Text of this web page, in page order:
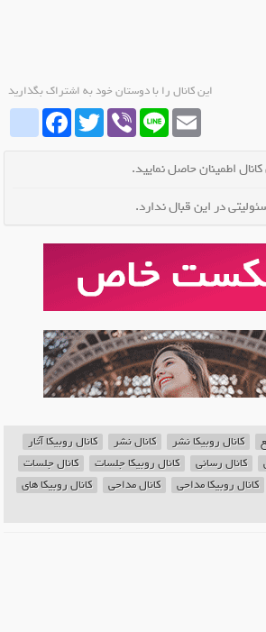
این کانال را با دوستان خود به اشتراک بگذارید
FacebookTwitter Viber Line Email
اطمینان حاصل نمایید.
در این قبال ندارد.
کانال روبیکا نشر کانال نشر
کانال روبیکا آثار
کانال رسانی کانال روبیکا جلسات
کانال جلسات
کانال روبیکا مداحی کانال مداحی
کانال روبیکا های